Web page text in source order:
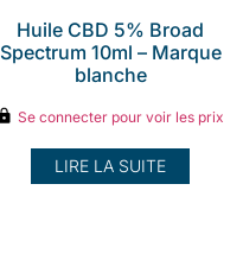
Huile CBD 5% Broad
Spectrum 10ml – Marque
blanche
Se connecter pour voir les prix
LIRE LA SUITE